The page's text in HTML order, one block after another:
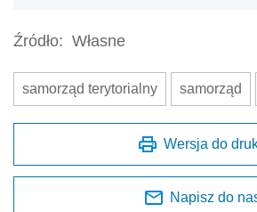
Źródło: Własne
samorząd terytorialny samorząd
Wersja do
Napisz do